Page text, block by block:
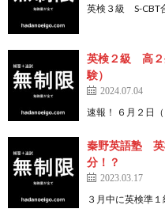
英検３級 S-CBT
英検２級 高２
験）
2024.07.04
速報！ ６月２日
秦野英語塾
分！？
2023.03.17
３月中に英検準